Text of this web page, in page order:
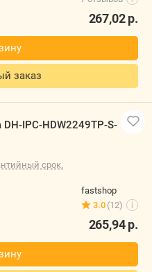
easybuy
р.
заказ
S-LED-0280B-